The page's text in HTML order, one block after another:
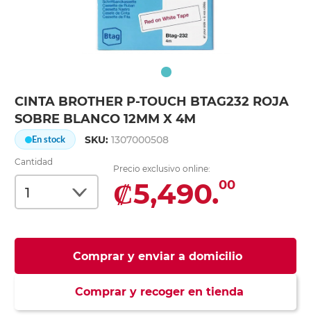
CINTA BROTHER P-TOUCH BTAG232 ROJA
SOBRE BLANCO 12MM X 4M
En stock SKU:1307000508
Cantidad
Precio exclusivo online:
₡5,490.00
Comprar y enviar a domicilio
Comprar y recoger en tienda